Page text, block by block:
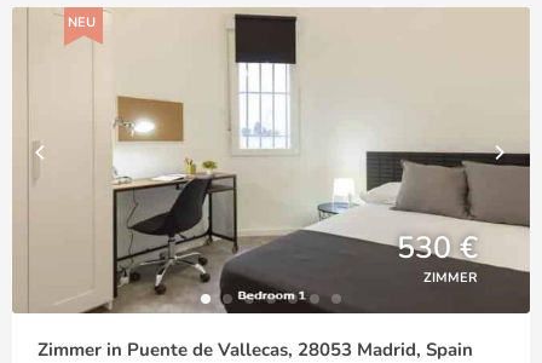
NEU
530 €
ZIMMER
Zimmer in Puente de Vallecas, 28053 Madrid, Spain